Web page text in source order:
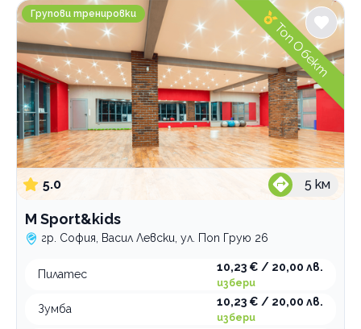
M Sport&kids
Групови тренировки
5.0 5 км
M Sport&kids
гр. София, Васил Левски, ул. Поп Грую 26
Пилатес
10,23 € / 20,00 лв.
избери
Зумба
10,23 € / 20,00 лв.
избери
Топ Обект
Шах
Бокс
Танци
Фитнес
Гимнастика
Катерене
Спортни лагери и програми
Спортна стрелба
Плуване
Тенис на корт
Зимни спортове